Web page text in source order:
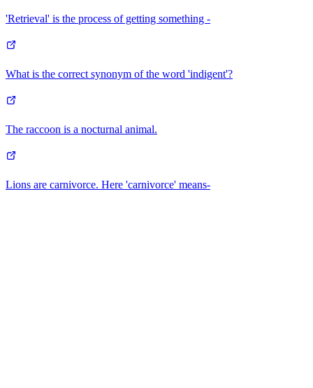
'Retrieval' is the process of getting something -
What is the correct synonym of the word 'indigent'?
The raccoon is a nocturnal animal.
Lions are carnivorce. Here 'carnivorce' means-